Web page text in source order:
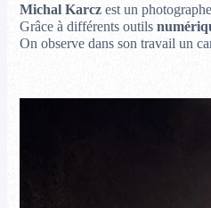
Michal Karczest un
Grâce à différents outils
On observe dans son travail un